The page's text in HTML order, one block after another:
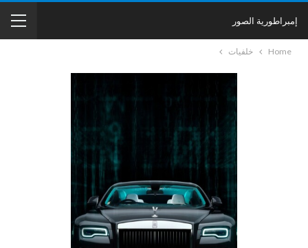
إمبراطورية الصور
Home خلفيات